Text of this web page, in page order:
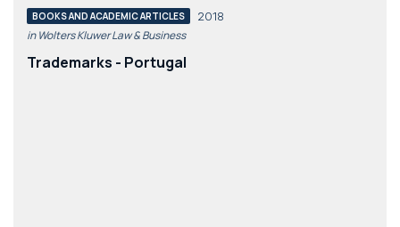
BOOKS AND ACADEMIC ARTICLES 2018
in Wolters Kluwer Law & Business
Trademarks - Portugal